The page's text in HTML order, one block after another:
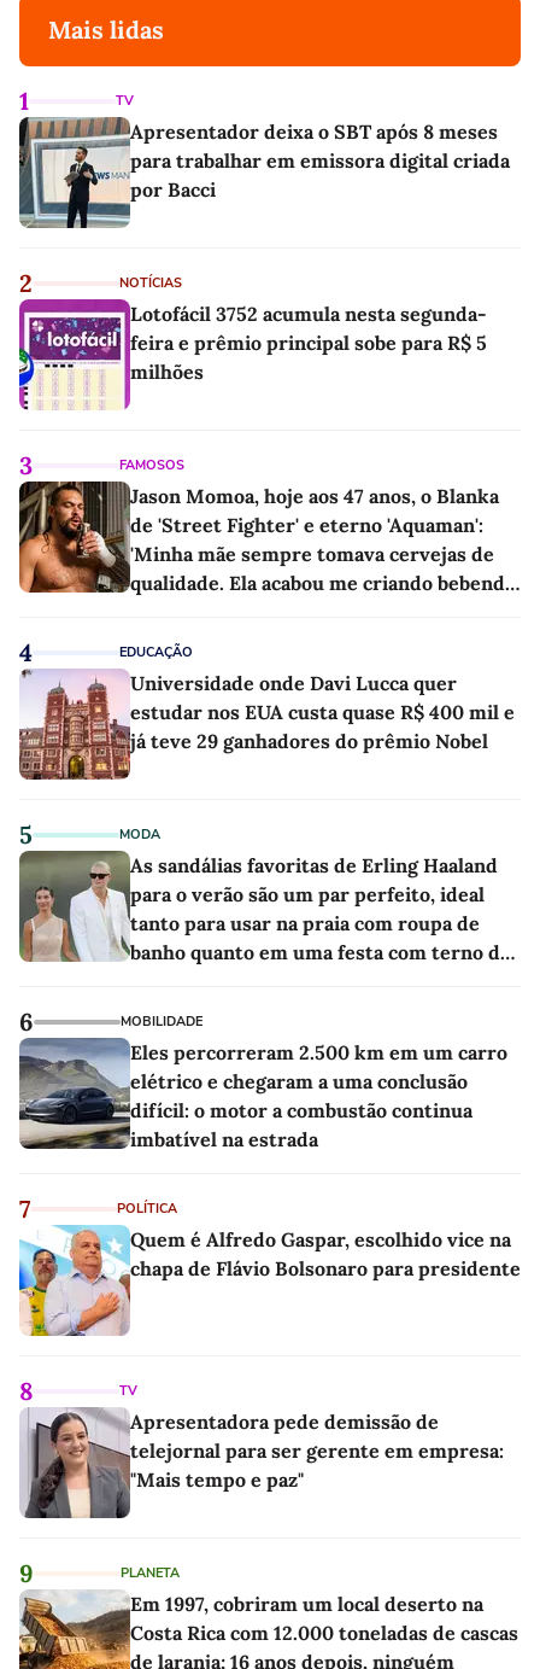
Mais lidas
1 TV
Apresentador deixa o SBT após 8 meses
para trabalhar em emissora digital criada
por Bacci
2 NOTÍCIAS
Lotofácil 3752 acumula nesta segunda-
feira e prêmio principal sobe para R$ 5
milhões
3 FAMOSOS
Jason Momoa, hoje aos 47 anos, o Blanka
de 'Street Fighter' e eterno 'Aquaman':
'Minha mãe sempre tomava cervejas de
qualidade. Ela acabou me criando bebendo
4 EDUCAÇÃO
Universidade onde Davi Lucca quer
estudar nos EUA custa quase R$ 400 mil e
já teve 29 ganhadores do prêmio Nobel
5 MODA
As sandálias favoritas de Erling Haaland
para o verão são um par perfeito, ideal
tanto para usar na praia com roupa de
banho quanto em uma festa com terno de
6 MOBILIDADE
Eles percorreram 2.500 km em um carro
elétrico e chegaram a uma conclusão
difícil: o motor a combustão continua
imbatível na estrada
7 POLÍTICA
Quem é Alfredo Gaspar, escolhido vice na
chapa de Flávio Bolsonaro para presidente
8 TV
Apresentadora pede demissão de
telejornal para ser gerente em empresa:
"Mais tempo e paz"
9 PLANETA
Em 1997, cobriram um local deserto na
Costa Rica com 12.000 toneladas de cascas
de laranja; 16 anos depois, ninguém